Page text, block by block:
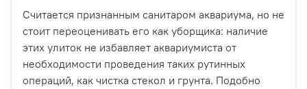
Считается признанным санитаром аквариума, но не
стоит переоценивать его как уборщика: наличие
этих улиток не избавляет аквариумиста от
необходимости проведения таких рутинных
операций, как чистка стекол и грунта. Подобно